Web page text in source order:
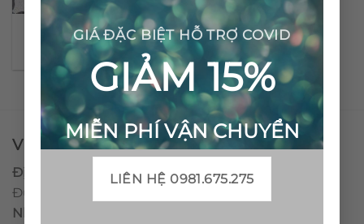
GIÁ ĐẶC BIỆT HỖ TRỢ COVID
GIẢM 15%
MIỄN PHÍ VẬN CHUYỂN
LIÊN HỆ 0981.675.275
Gạch bông đá mài tổng
hợp
VPĐD - CTY TNHH GẠCH BÔNG VIỆT NAM
Địa chỉ:
CCN Quán Lát, Xã Đức Chánh, Huyện Mộ
Đức, Tỉnh Quảng Ngãi
Nhà máy miền trung: